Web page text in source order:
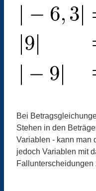
Bei
Stehen in den
Variablen - kann man
jedoch Variablen mit
Fallunterscheidungen